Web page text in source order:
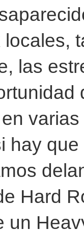
las
hay
Hard
un